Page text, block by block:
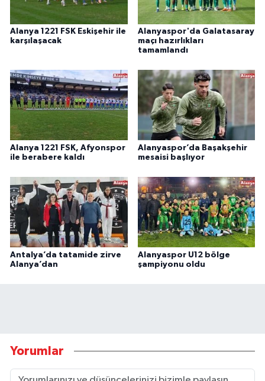
Alanya 1221 FSK Eskişehir ile
karşılaşacak
Alanyaspor'da Galatasaray
maçı hazırlıkları
tamamlandı
Alanya 1221 FSK, Afyonspor
ile berabere kaldı
Alanyaspor’da Başakşehir
mesaisi başlıyor
Antalya’da tatamide zirve
Alanya’dan
Alanyaspor U12 bölge
şampiyonu oldu
Yorumlar